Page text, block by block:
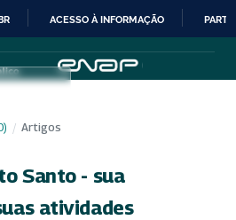
IR
PARA
CONTEÚDO
ACESSO À INFORMAÇÃO
/ Artigos
Santo - sua
atividades